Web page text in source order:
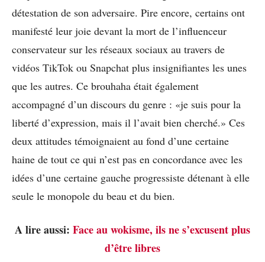
détestation de son adversaire. Pire encore, certains ont
manifesté leur joie devant la mort de l’influenceur
conservateur sur les réseaux sociaux au travers de
vidéos TikTok ou Snapchat plus insignifiantes les unes
que les autres. Ce brouhaha était également
accompagné d’un discours du genre : «je suis pour la
liberté d’expression, mais il l’avait bien cherché.» Ces
deux attitudes témoignaient au fond d’une certaine
haine de tout ce qui n’est pas en concordance avec les
idées d’une certaine gauche progressiste détenant à elle
seule le monopole du beau et du bien.
A lire aussi: Face au wokisme, ils ne s’excusent plus
d’être libres